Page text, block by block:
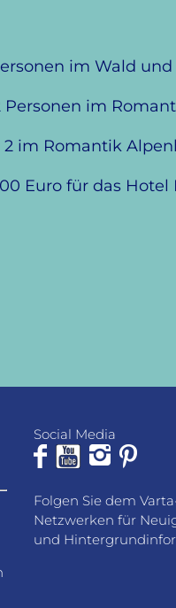
im Wald
im
im Romantik
Euro für das
Social Media
Folgen Sie dem
Netzwerken für
und